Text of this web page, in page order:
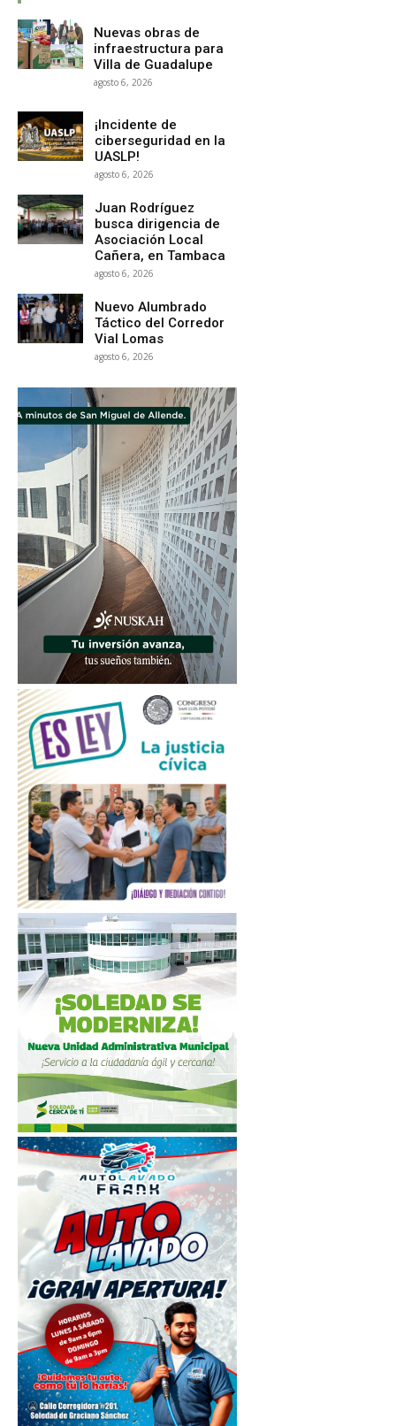
Nuevas obras de
infraestructura para
Villa de Guadalupe
agosto 6, 2026
¡Incidente de
ciberseguridad en la
UASLP!
agosto 6, 2026
Juan Rodríguez
busca dirigencia de
Asociación Local
Cañera, en Tambaca
agosto 6, 2026
Nuevo Alumbrado
Táctico del Corredor
Vial Lomas
agosto 6, 2026